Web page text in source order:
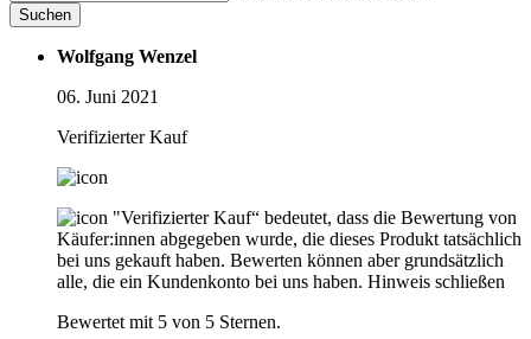
Suchen
Wolfgang Wenzel
06. Juni 2021
Verifizierter Kauf
"Verifizierter Kauf“ bedeutet, dass die Bewertung von
Käufer:innen abgegeben wurde, die dieses Produkt tatsächlich
bei uns gekauft haben. Bewerten können aber grundsätzlich
alle, die ein Kundenkonto bei uns haben. Hinweis schließen
Bewertet mit 5 von 5 Sternen.